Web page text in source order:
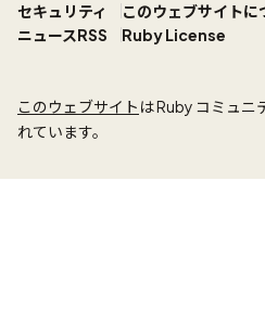
セキュリティ このウェブサイトに
ニュースRSS
Ruby License
このウェブサイト は Ruby コミュニ
れています。